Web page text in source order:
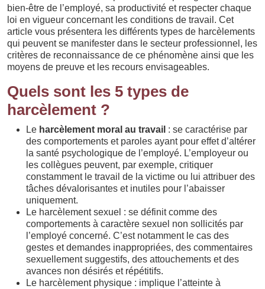
bien-être de l’employé, sa productivité et respecter chaque
loi en vigueur concernant les conditions de travail. Cet
article vous présentera les différents types de harcèlements
qui peuvent se manifester dans le secteur professionnel, les
critères de reconnaissance de ce phénomène ainsi que les
moyens de preuve et les recours envisageables.
Quels sont les 5 types de
harcèlement ?
Le harcèlement moral au travail : se caractérise par
des comportements et paroles ayant pour effet d’altérer
la santé psychologique de l’employé. L’employeur ou
les collègues peuvent, par exemple, critiquer
constamment le travail de la victime ou lui attribuer des
tâches dévalorisantes et inutiles pour l’abaisser
uniquement.
Le harcèlement sexuel : se définit comme des
comportements à caractère sexuel non sollicités par
l’employé concerné. C’est notamment le cas des
gestes et demandes inappropriées, des commentaires
sexuellement suggestifs, des attouchements et des
avances non désirés et répétitifs.
Le harcèlement physique : implique l’atteinte à